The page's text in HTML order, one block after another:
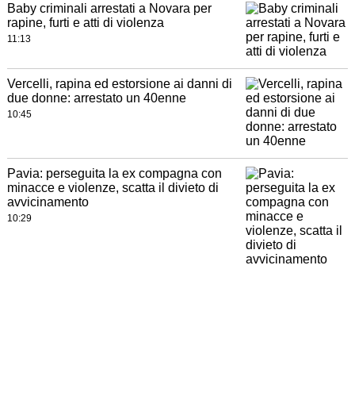
Baby criminali arrestati a Novara per
rapine, furti e atti di violenza
11:13
Vercelli, rapina ed estorsione ai danni di
due donne: arrestato un 40enne
10:45
Pavia: perseguita la ex compagna con
minacce e violenze, scatta il divieto di
avvicinamento
10:29